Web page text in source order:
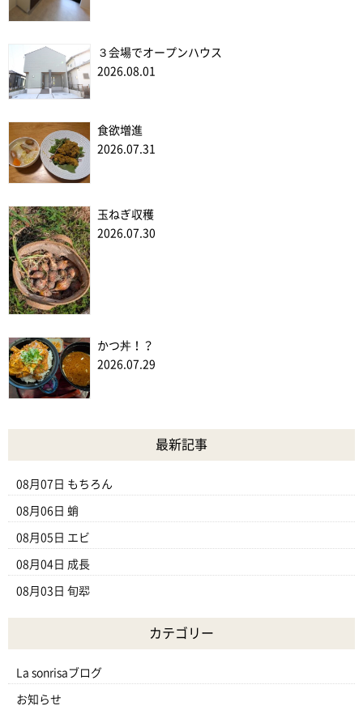
３会場でオープンハウス
2026.08.01
食欲増進
2026.07.31
玉ねぎ収穫
2026.07.30
かつ丼！？
2026.07.29
最新記事
08月07日 もちろん
08月06日 蛸
08月05日 エビ
08月04日 成長
08月03日 旬翆
カテゴリー
La sonrisaブログ
お知らせ